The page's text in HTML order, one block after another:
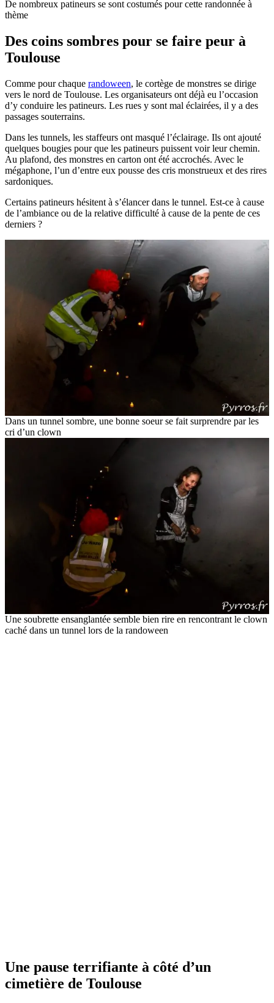
De nombreux patineurs se sont costumés pour cette randonnée à
thème
Des coins sombres pour se faire peur à
Toulouse
Comme pour chaque randoween, le cortège de monstres se dirige
vers le nord de Toulouse. Les organisateurs ont déjà eu l’occasion
d’y conduire les patineurs. Les rues y sont mal éclairées, il y a des
passages souterrains.
Dans les tunnels, les staffeurs ont masqué l’éclairage. Ils ont ajouté
quelques bougies pour que les patineurs puissent voir leur chemin.
Au plafond, des monstres en carton ont été accrochés. Avec le
mégaphone, l’un d’entre eux pousse des cris monstrueux et des rires
sardoniques.
Certains patineurs hésitent à s’élancer dans le tunnel. Est-ce à cause
de l’ambiance ou de la relative difficulté à cause de la pente de ces
derniers ?
Dans un tunnel sombre, une bonne soeur se fait surprendre par les
cri d’un clown
Une soubrette ensanglantée semble bien rire en rencontrant le clown
caché dans un tunnel lors de la randoween
Une pause terrifiante à côté d’un
cimetière de Toulouse